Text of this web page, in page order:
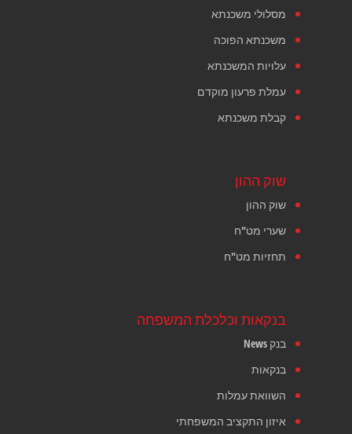
מסלולי משכנתא
משכנתא הפוכה
עלויות המשכנתא
עמלת פרעון מוקדם
קבלת משכנתא
שוק ההון
שוק ההון
שערי מט"ח
תחזיות מט"ח
בנקאות וכלכלת המשפחה
בנק News
בנקאות
השוואת עמלות
איזון התקציב המשפחתי